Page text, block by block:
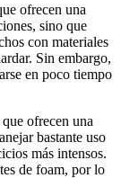
ofrecen una
sino que
con materiales
Sin embargo,
en poco tiempo
ofrecen una
bastante uso
más intensos.
de foam, por lo